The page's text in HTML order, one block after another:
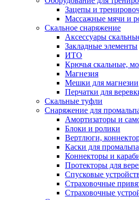
Зацепы и
Массажные мячи и
Скальное снаряжение
Аксессуары
Закладные элементы
ИТО
Крючья скальные,
Магнезия
Мешки для магнезии
Перчатки для
Скальные туфли
Снаряжение для
Амортизаторы и
Блоки и ролики
Вертлюги,
Каски для промальпа
Коннекторы и
Протекторы для
Спусковые
Страховочные
Страховочные